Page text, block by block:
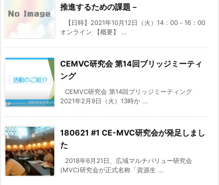
推進するための課題－
【日時】2021年10月12日（火）14：00－16：00
オンライン 【概要】 ...
CEMVC研究会 第14回ブリッジミーティ
ング
CEMVC研究会 第14回ブリッジミーティング
2021年2月9日（火）13時か ...
180621 #1 CE-MVC研究会が発足しまし
た
2018年6月21日、広域マルチバリュー研究会
(MVC)研究会が正式名称「資源生 ...